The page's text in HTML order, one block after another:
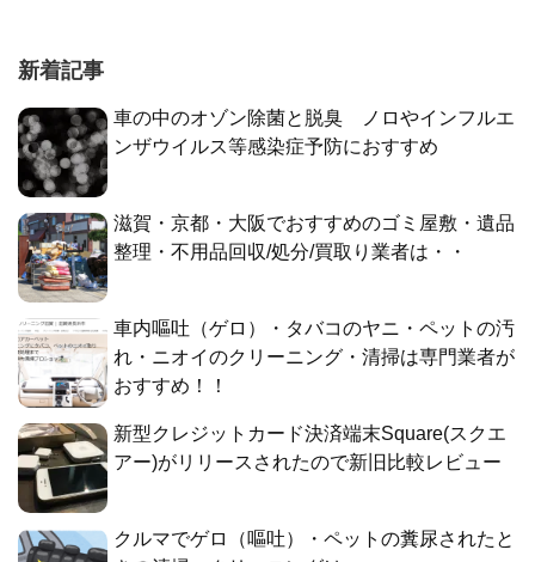
新着記事
車の中のオゾン除菌と脱臭 ノロやインフルエ
ンザウイルス等感染症予防におすすめ
滋賀・京都・大阪でおすすめのゴミ屋敷・遺品
整理・不用品回収/処分/買取り業者は・・
車内嘔吐（ゲロ）・タバコのヤニ・ペットの汚
れ・ニオイのクリーニング・清掃は専門業者が
おすすめ！！
新型クレジットカード決済端末Square(スクエ
アー)がリリースされたので新旧比較レビュー
クルマでゲロ（嘔吐）・ペットの糞尿されたと